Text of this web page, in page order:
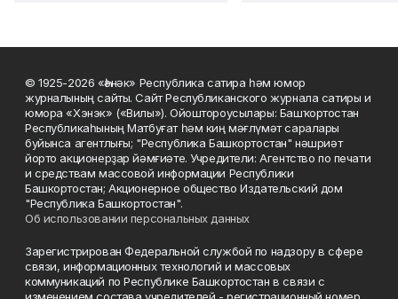
© 1925-2026 «Һәнәк» Республика сатира һәм юмор
журналының сайты. Сайт Республиканского журнала сатиры и
юмора «Хэнэк» («Вилы»). Ойоштороусылары: Башҡортостан
Республикаһының Матбуғат һәм киң мәғлүмәт саралары
буйынса агентлығы; "Республика Башкортостан" нәшриәт
йорто акционерҙар йәмғиәте. Учредители: Агентство по печати
и средствам массовой информации Республики
Башкортостан; Акционерное общество Издательский дом
"Республика Башкортостан".
Об использовании персональных данных
Зарегистрирован Федеральной службой по надзору в сфере
связи, информационных технологий и массовых
коммуникаций по Республике Башкортостан в связи с